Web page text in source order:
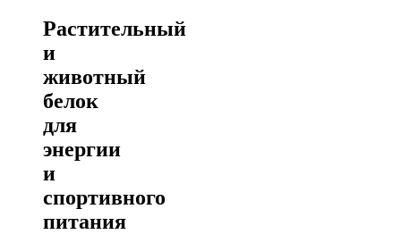
Растительный
и
животный
белок
для
энергии
и
спортивного
питания